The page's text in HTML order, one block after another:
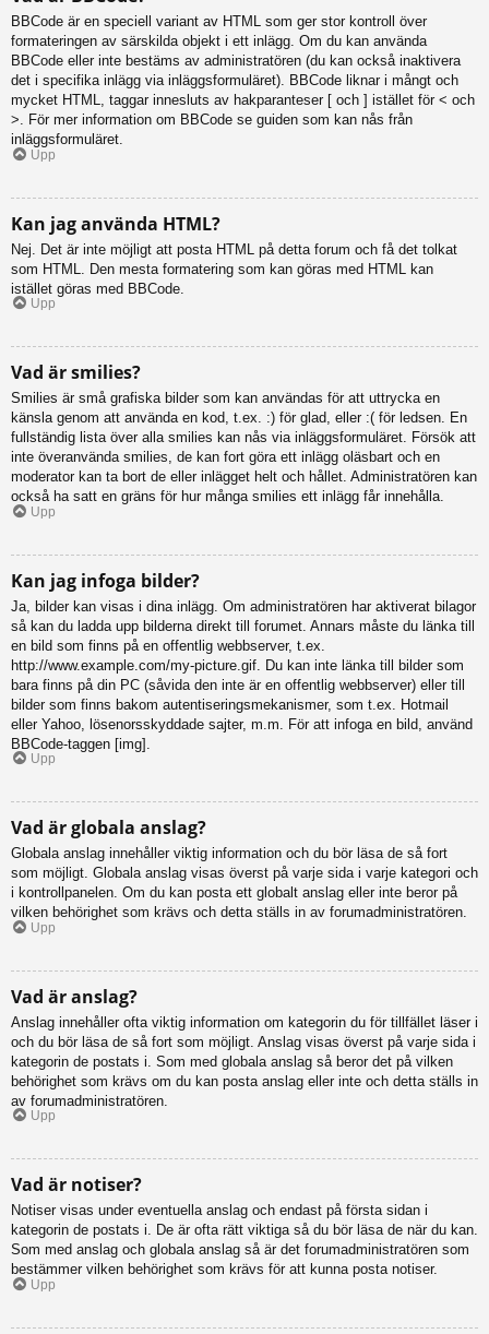
BBCode är en speciell variant av HTML som ger stor kontroll över
formateringen av särskilda objekt i ett inlägg. Om du kan använda
BBCode eller inte bestäms av administratören (du kan också inaktivera
det i specifika inlägg via inläggsformuläret). BBCode liknar i mångt och
mycket HTML, taggar innesluts av hakparanteser [ och ] istället för < och
>. För mer information om BBCode se guiden som kan nås från
inläggsformuläret.
Upp
Kan jag använda HTML?
Nej. Det är inte möjligt att posta HTML på detta forum och få det tolkat
som HTML. Den mesta formatering som kan göras med HTML kan
istället göras med BBCode.
Upp
Vad är smilies?
Smilies är små grafiska bilder som kan användas för att uttrycka en
känsla genom att använda en kod, t.ex. :) för glad, eller :( för ledsen. En
fullständig lista över alla smilies kan nås via inläggsformuläret. Försök att
inte överanvända smilies, de kan fort göra ett inlägg oläsbart och en
moderator kan ta bort de eller inlägget helt och hållet. Administratören kan
också ha satt en gräns för hur många smilies ett inlägg får innehålla.
Upp
Kan jag infoga bilder?
Ja, bilder kan visas i dina inlägg. Om administratören har aktiverat bilagor
så kan du ladda upp bilderna direkt till forumet. Annars måste du länka till
en bild som finns på en offentlig webbserver, t.ex.
http://www.example.com/my-picture.gif. Du kan inte länka till bilder som
bara finns på din PC (såvida den inte är en offentlig webbserver) eller till
bilder som finns bakom autentiseringsmekanismer, som t.ex. Hotmail
eller Yahoo, lösenorsskyddade sajter, m.m. För att infoga en bild, använd
BBCode-taggen [img].
Upp
Vad är globala anslag?
Globala anslag innehåller viktig information och du bör läsa de så fort
som möjligt. Globala anslag visas överst på varje sida i varje kategori och
i kontrollpanelen. Om du kan posta ett globalt anslag eller inte beror på
vilken behörighet som krävs och detta ställs in av forumadministratören.
Upp
Vad är anslag?
Anslag innehåller ofta viktig information om kategorin du för tillfället läser i
och du bör läsa de så fort som möjligt. Anslag visas överst på varje sida i
kategorin de postats i. Som med globala anslag så beror det på vilken
behörighet som krävs om du kan posta anslag eller inte och detta ställs in
av forumadministratören.
Upp
Vad är notiser?
Notiser visas under eventuella anslag och endast på första sidan i
kategorin de postats i. De är ofta rätt viktiga så du bör läsa de när du kan.
Som med anslag och globala anslag så är det forumadministratören som
bestämmer vilken behörighet som krävs för att kunna posta notiser.
Upp